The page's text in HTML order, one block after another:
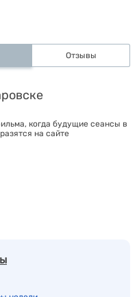
Отзывы
когда будущие сеансы в
на сайте